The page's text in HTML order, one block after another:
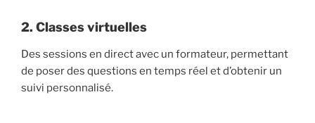
2. Classes virtuelles
Des sessions en direct avec un formateur, permettant
de poser des questions en temps réel et d’obtenir un
suivi personnalisé.